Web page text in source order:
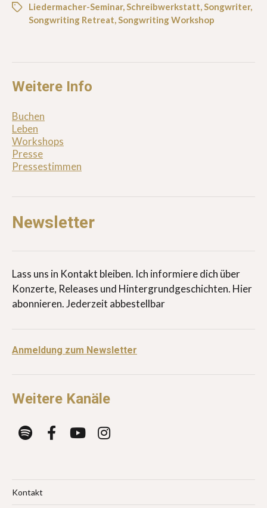
Liedermacher-Seminar,Schreibwerkstatt,Songwriter,
Songwriting Retreat,Songwriting Workshop
Weitere Info
Buchen
Leben
Workshops
Presse
Pressestimmen
Newsletter
Lass uns in Kontakt bleiben. Ich informiere dich über
Konzerte, Releases und Hintergrundgeschichten. Hier
abonnieren. Jederzeit abbestellbar
Anmeldung zum Newsletter
Weitere Kanäle
Kontakt